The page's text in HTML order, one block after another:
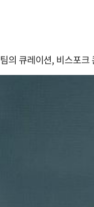
의 큐레이션, 비스포